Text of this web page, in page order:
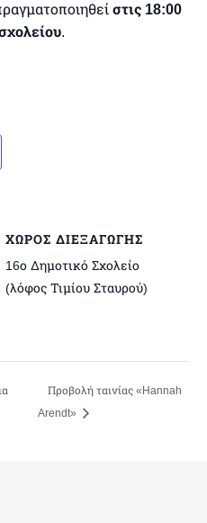
στις 18:00
.
ΧΏΡΟΣ ΔΙΕΞΑΓΩΓΉΣ
16ο Δημοτικό Σχολείο
(λόφος Τιμίου Σταυρού)
Προβολή ταινίας «Hannah
Arendt»